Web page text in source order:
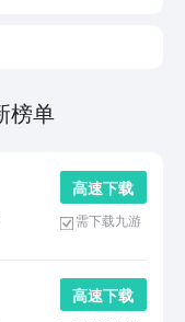
榜单
高 速 下 载
需下载九游
高 速 下 载